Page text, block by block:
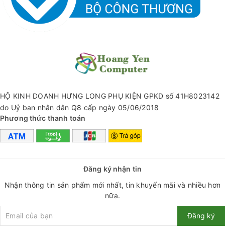
+ Thương hiệu: Hoco
+ Bluetooth 5.0
+ Dung lượng pin: 2400mAh
+ Thời gian sử dụng: 5-6 giờ.
+ Công suất: 10W (2 loa 5W)
+ Hỗ trợ kết nối: Bluetooth, USB, Thẻ Nhớ, AUX
HỘ KINH DOANH HƯNG LONG PHỤ KIỆN GPKD số 41H8023142
do Uỷ ban nhân dân Q8 cấp ngày 05/06/2018
Phương thức thanh toán
Đăng ký nhận tin
Nhận thông tin sản phẩm mới nhất, tin khuyến mãi và nhiều hơn
nữa.
Đăng ký